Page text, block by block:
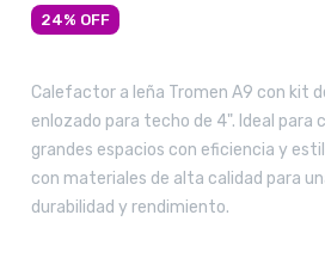
24
Calefactor a leña Tromen A9 con kit
enlozado para techo de 4". Ideal para
grandes espacios con eficiencia y
con materiales de alta calidad para
durabilidad y rendimiento.